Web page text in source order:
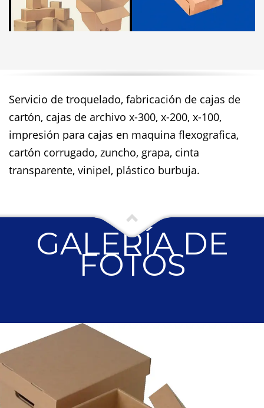
Servicio de troquelado, fabricación de cajas de
cartón, cajas de archivo x-300, x-200, x-100,
impresión para cajas en maquina flexografica,
cartón corrugado, zuncho, grapa, cinta
transparente, vinipel, plástico burbuja.
GALERÍA DE
FOTOS